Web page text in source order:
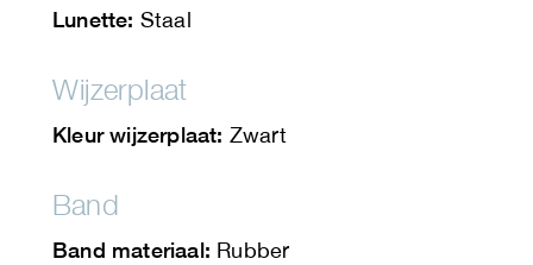
Lunette: Staal
Wijzerplaat
Kleur wijzerplaat: Zwart
Band
Band materiaal: Rubber